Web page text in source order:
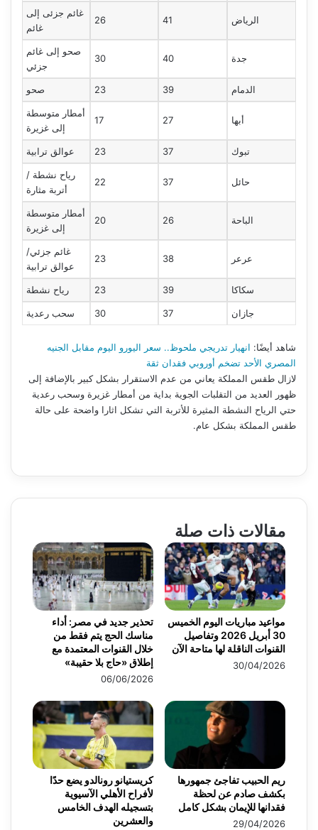
الرياض 41
26
غائم جزئى إلى
غائم
جدة 40
30
صحو إلى غائم
جزئي
الدمام 39
23 صحو
أبها 27
17
أمطار متوسطة
إلى غزيرة
تبوك 37
23 عوالق ترابية
حائل 37
22
رياح نشطة /
أتربة مثارة
الباحة 26
20
أمطار متوسطة
إلى غزيرة
عرعر 38
23
غائم جزئي/
عوالق ترابية
سكاكا 39
23 رياح نشطة
جازان 37
30 سحب رعدية
شاهد أيضًا: انهيار تدريجي ملحوظ.. سعر اليورو اليوم مقابل الجنيه
المصري الأحد تضخم أوروبي فقدان ثقة
لازال طقس المملكة يعاني من عدم الاستقرار بشكل كبير بالإضافة إلى
ظهور العديد من التقلبات الجوية بداية من أمطار غزيرة وسحب رعدية
حتي الرياح النشطة المثيرة للأتربة التي تشكل اثارا واضحة على حالة
طقس المملكة بشكل عام.
مقالات ذات صلة
تحذير جديد في مصر: أداء
مناسك الحج يتم فقط من
خلال القنوات المعتمدة مع
إطلاق «حاج بلا حقيبة»
06/06/2026
مواعيد مباريات اليوم الخميس
30 أبريل 2026 وتفاصيل
القنوات الناقلة لها متاحة الآن
30/04/2026
كريستيانو رونالدو يضع حدًا
لأفراح الأهلي الآسيوية
بتسجيله الهدف الخامس
والعشرين
ريم الحبيب تفاجئ جمهورها
بكشف صادم عن لحظة
فقدانها للإيمان بشكل كامل
29/04/2026